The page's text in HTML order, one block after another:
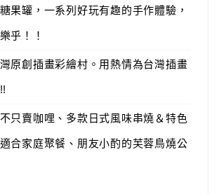
果罐，一系列好玩有趣的手作體驗，
乎！！
原創插畫彩繪村。用熱情為台灣插畫
只賣咖哩、多款日式風味串燒＆特色
合家庭聚餐、朋友小酌的芙蓉鳥燒公